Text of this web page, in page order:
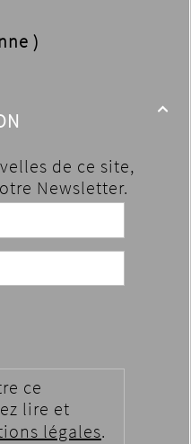
)

de ce site,
Newsletter.
ce
lire et
légales.